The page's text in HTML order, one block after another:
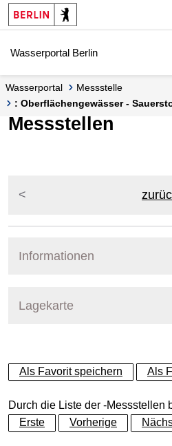
Springe zur Navigation
Springe zum Inhalt
Wasserportal Berlin
Wasserportal
Messstelle
: Oberflächengewässer -
Messstellen
Informationen
Lagekarte
+
−
Als Favorit speichern Als
Durch die Liste der -Messstellen
Erste
Vorherige